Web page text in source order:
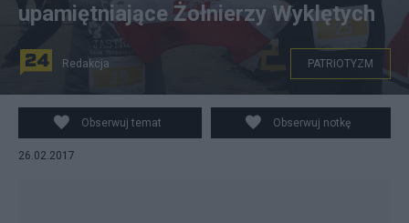
Uczestnicy biegu "Tropem Wilczym" w Warszawie, fot.
PAP/Radek Pietruszka
upamiętniające Żołnierzy Wyklętych
Redakcja PATRIOTYZM
Obserwuj temat Obserwuj notkę
26.02.2017